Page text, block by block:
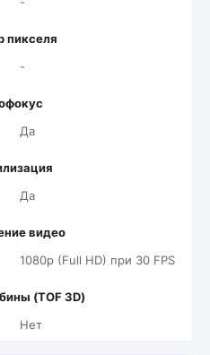
пикселя
-
Да
Да
видео
1080p (Full HD) при 30 FPS
(TOF 3D)
Нет